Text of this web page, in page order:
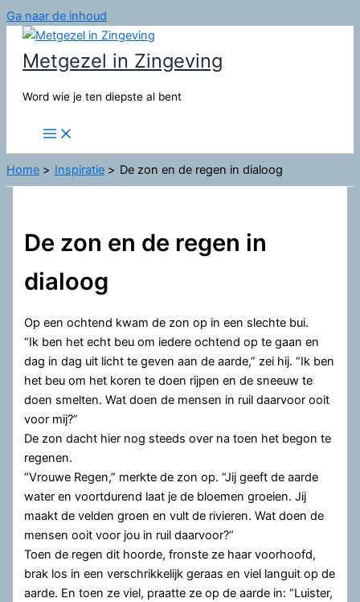
Ga naar de inhoud
Metgezel in Zingeving
Word wie je ten diepste al bent
Home Inspiratie De zon en de regen in dialoog
De zon en de regen in
dialoog
Op een ochtend kwam de zon op in een slechte bui.
“Ik ben het echt beu om iedere ochtend op te gaan en
dag in dag uit licht te geven aan de aarde,” zei hij. “Ik ben
het beu om het koren te doen rijpen en de sneeuw te
doen smelten. Wat doen de mensen in ruil daarvoor ooit
voor mij?”
De zon dacht hier nog steeds over na toen het begon te
regenen.
“Vrouwe Regen,” merkte de zon op. “Jij geeft de aarde
water en voortdurend laat je de bloemen groeien. Jij
maakt de velden groen en vult de rivieren. Wat doen de
mensen ooit voor jou in ruil daarvoor?”
Toen de regen dit hoorde, fronste ze haar voorhoofd,
brak los in een verschrikkelijk geraas en viel languit op de
aarde. En toen ze viel, praatte ze op de aarde in: “Luister,